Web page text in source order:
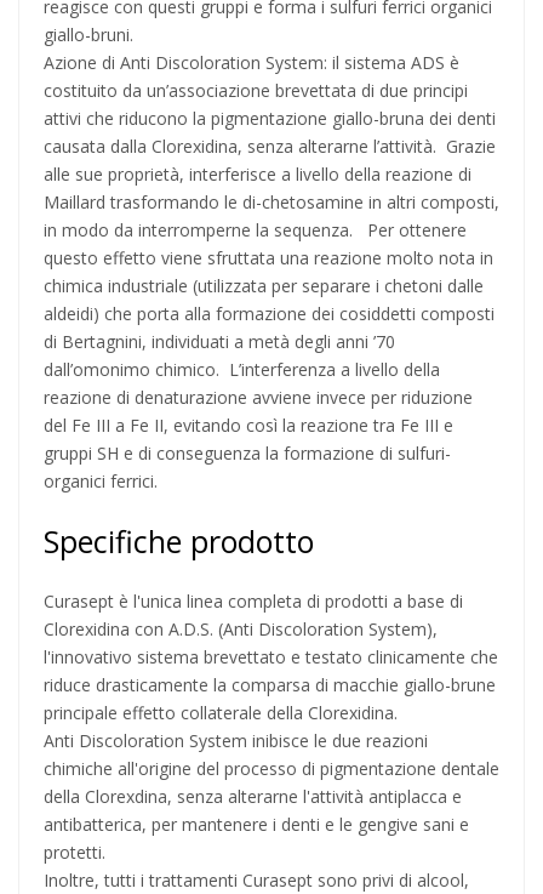
reagisce con questi gruppi e forma i sulfuri ferrici organici
giallo-bruni.
Azione di Anti Discoloration System: il sistema ADS è
costituito da un’associazione brevettata di due principi
attivi che riducono la pigmentazione giallo-bruna dei denti
causata dalla Clorexidina, senza alterarne l’attività. Grazie
alle sue proprietà, interferisce a livello della reazione di
Maillard trasformando le di-chetosamine in altri composti,
in modo da interromperne la sequenza. Per ottenere
questo effetto viene sfruttata una reazione molto nota in
chimica industriale (utilizzata per separare i chetoni dalle
aldeidi) che porta alla formazione dei cosiddetti composti
di Bertagnini, individuati a metà degli anni ’70
dall’omonimo chimico. L’interferenza a livello della
reazione di denaturazione avviene invece per riduzione
del Fe III a Fe II, evitando così la reazione tra Fe III e
gruppi SH e di conseguenza la formazione di sulfuri-
organici ferrici.
Specifiche prodotto
Curasept è l'unica linea completa di prodotti a base di
Clorexidina con A.D.S. (Anti Discoloration System),
l'innovativo sistema brevettato e testato clinicamente che
riduce drasticamente la comparsa di macchie giallo-brune
principale effetto collaterale della Clorexidina.
Anti Discoloration System inibisce le due reazioni
chimiche all'origine del processo di pigmentazione dentale
della Clorexdina, senza alterarne l'attività antiplacca e
antibatterica, per mantenere i denti e le gengive sani e
protetti.
Inoltre, tutti i trattamenti Curasept sono privi di alcool,